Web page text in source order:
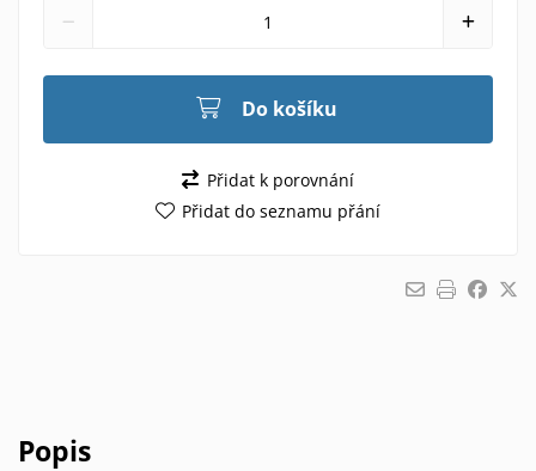
Do košíku
Přidat k porovnání
Přidat do seznamu přání
Popis